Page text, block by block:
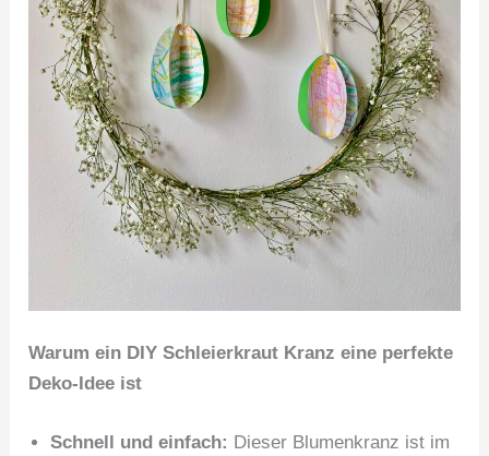
Warum ein DIY Schleierkraut Kranz eine perfekte
Deko-Idee ist
Schnell und einfach: Dieser Blumenkranz ist im